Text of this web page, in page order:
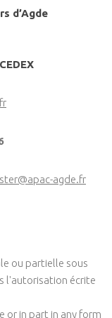
d’Agde
agde.fr
ou partielle sous
l'autorisation écrite
or in part in any form